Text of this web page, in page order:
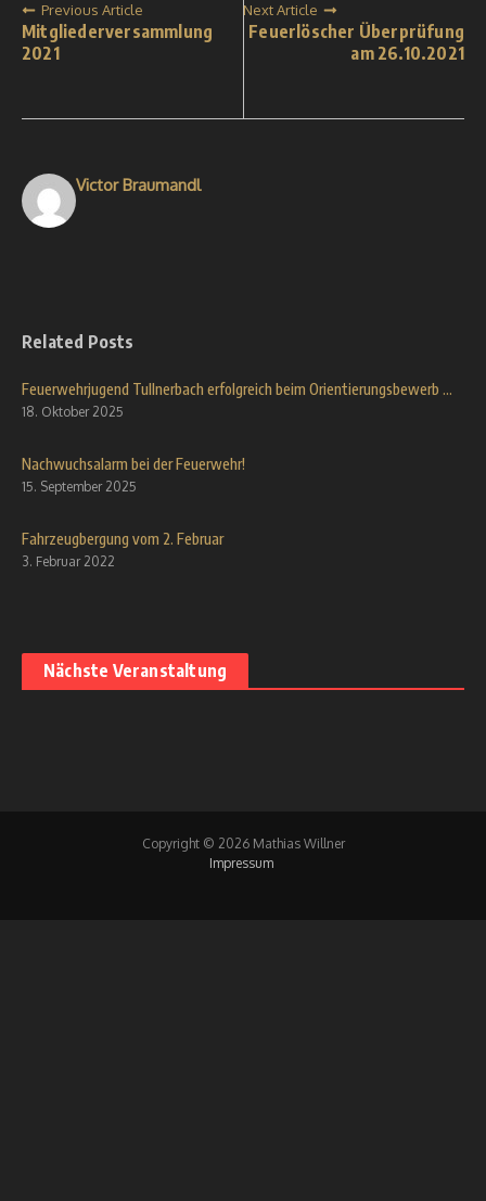
Previous Article
Mitgliederversammlung
2021
Next Article
Feuerlöscher Überprüfung
am 26.10.2021
Victor Braumandl
Related Posts
Feuerwehrjugend Tullnerbach erfolgreich beim Orientierungsbewerb ...
18. Oktober 2025
Nachwuchsalarm bei der Feuerwehr!
15. September 2025
Fahrzeugbergung vom 2. Februar
3. Februar 2022
Nächste Veranstaltung
Copyright © 2026 Mathias Willner
Impressum